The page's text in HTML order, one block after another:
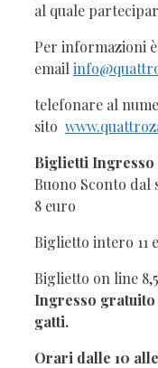
al quale
Per informazioni
email
telefonare al
sito
Biglietti Ingresso
Buono Sconto dal
8 euro
Biglietto intero 11
Biglietto on line
Ingresso
gatti.
Orari dalle 10